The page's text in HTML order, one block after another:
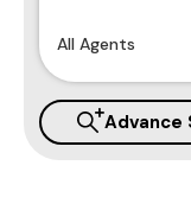
All Agents
Advance